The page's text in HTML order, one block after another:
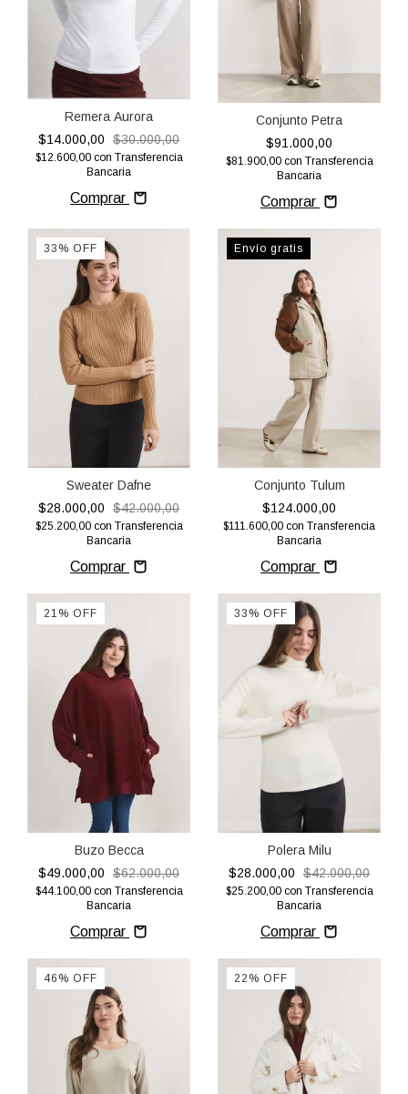
Remera Aurora
$14.000,00
$30.000,00
$12.600,00 con Transferencia
Bancaria
Comprar
Conjunto Petra
$91.000,00
$81.900,00 con Transferencia
Bancaria
Comprar
33 % OFF
Sweater Dafne
$28.000,00
$42.000,00
$25.200,00 con Transferencia
Bancaria
Comprar
Envío gratis
Conjunto Tulum
$124.000,00
$111.600,00 con Transferencia
Bancaria
Comprar
21 % OFF
Buzo Becca
$49.000,00
$62.000,00
$44.100,00 con Transferencia
Bancaria
Comprar
33 % OFF
Polera Milu
$28.000,00
$42.000,00
$25.200,00 con Transferencia
Bancaria
Comprar
46 % OFF 22 % OFF